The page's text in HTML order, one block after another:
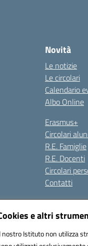
e altri
nostro Istituto non utilizza
Novità
Le notizie
Le circolari
Calendario
Albo Online
Erasmus+
Circolari
R.E. Famiglie
R.E. Docenti
Circolari
Contatti